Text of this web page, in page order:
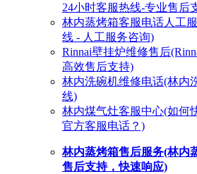
24小时客服热线-专业售后
林内蒸烤箱客服电话人工
线 - 人工服务咨询)
Rinnai壁挂炉维修售后
高效售后支持)
林内洗碗机维修电话(林内
线)
林内煤气灶客服中心(如何
官方客服电话？)
林内蒸烤箱售后服务(林内
售后支持，快速响应)